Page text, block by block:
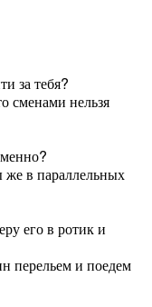
за тебя?
сменами нельзя
в параллельных
его в ротик и
перельем и поедем